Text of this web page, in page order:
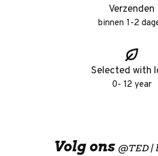
Verzenden
binnen 1-2
Selected with
0- 12 year
Volg ons @TED |